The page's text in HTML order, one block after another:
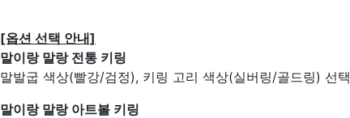
[옵션 선택 안내]
말이랑 말랑 전통 키링
말발굽 색상(빨강/검정), 키링 고리 색상(실버링/골드링) 선택
말이랑 말랑 아트볼 키링